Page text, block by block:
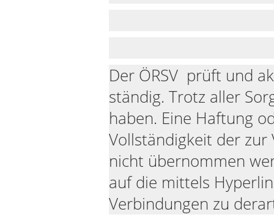
Der ÖRSV prüft und
ständig. Trotz aller
haben. Eine Haftung
Vollständigkeit der
nicht übernommen
auf die mittels
Verbindungen zu